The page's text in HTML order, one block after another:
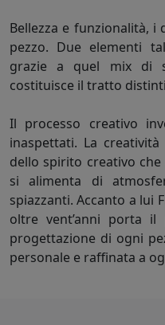
Bellezza e funzionalità,
pezzo. Due elementi
grazie a quel mix di
costituisce il tratto
Il processo creativo
inaspettati. La
dello spirito creativo
si alimenta di
spiazzanti. Accanto a lui
oltre vent’anni porta
progettazione di ogni
personale e raffinata a